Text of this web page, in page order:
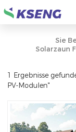
Sie
1 Ergebnisse
PV-Modulen"